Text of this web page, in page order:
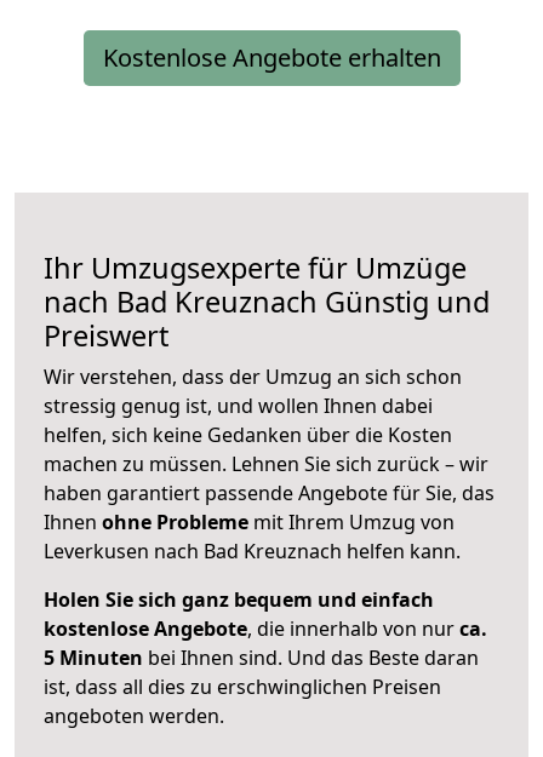
Kostenlose Angebote erhalten
Ihr Umzugsexperte für Umzüge
nach Bad Kreuznach Günstig und
Preiswert
Wir verstehen, dass der Umzug an sich schon
stressig genug ist, und wollen Ihnen dabei
helfen, sich keine Gedanken über die Kosten
machen zu müssen. Lehnen Sie sich zurück – wir
haben garantiert passende Angebote für Sie, das
Ihnen ohne Probleme mit Ihrem Umzug von
Leverkusen nach Bad Kreuznach helfen kann.
Holen Sie sich ganz bequem und einfach
kostenlose Angebote, die innerhalb von nurca.
5 Minuten bei Ihnen sind. Und das Beste daran
ist, dass all dies zu erschwinglichen Preisen
angeboten werden.